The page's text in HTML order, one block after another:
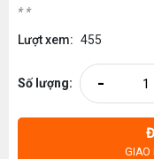
* *
Lượt xem: 455
Số lượng: -
GIAO